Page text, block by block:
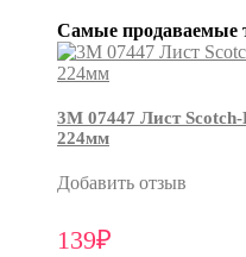
Самые продаваемые
3М 07447 Лист
224мм
Добавить отзыв
139₽